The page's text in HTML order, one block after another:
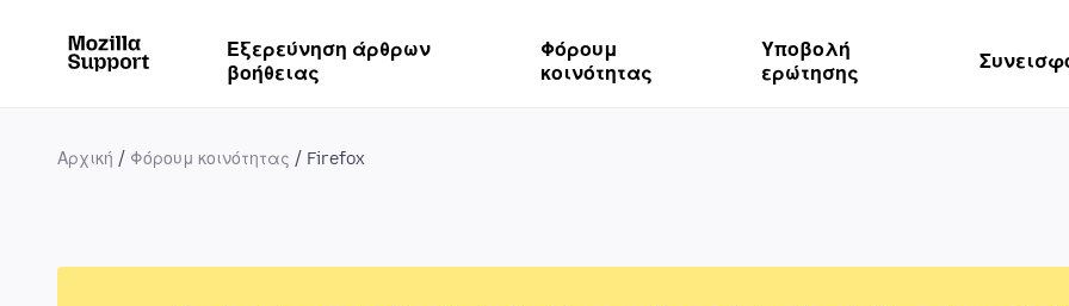
Εξερεύνηση άρθρων
βοήθειας
Φόρουμ
κοινότητας
Υποβολή
ερώτησης
Αρχική Φόρουμ κοινότητας Firefox